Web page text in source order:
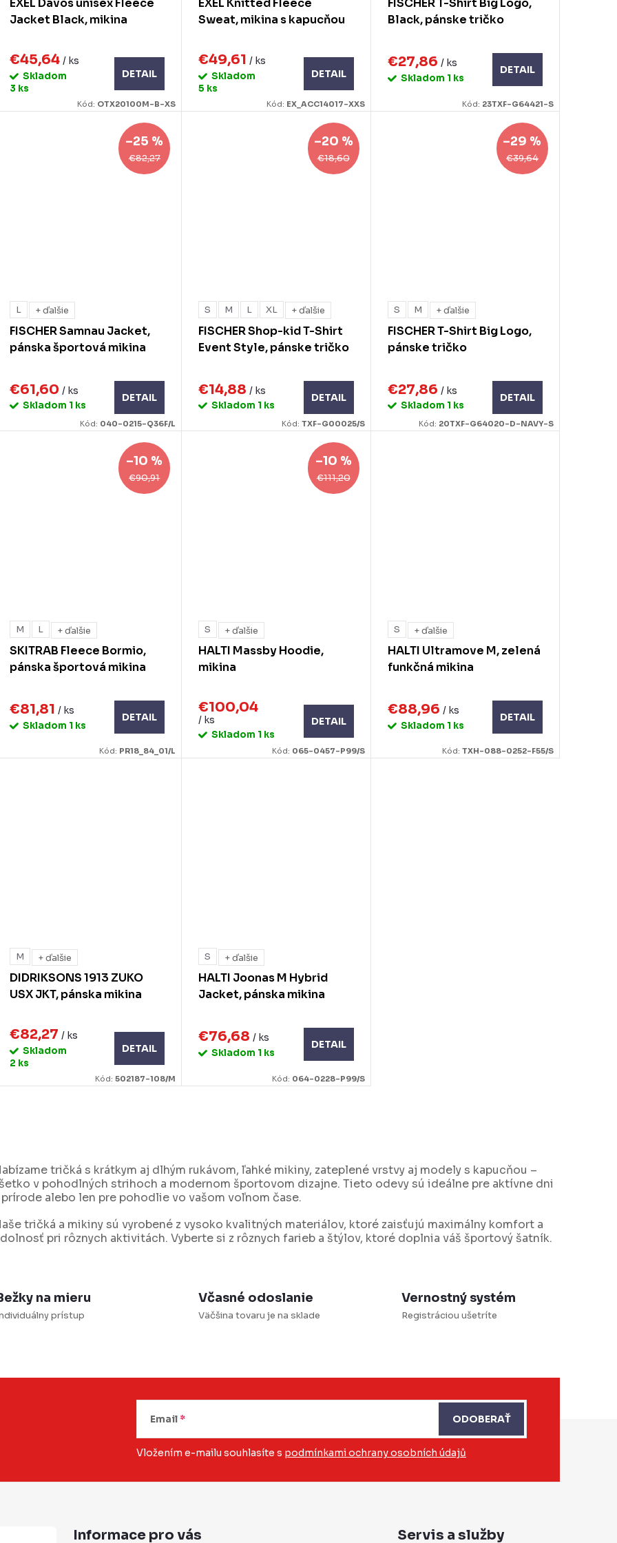
EXEL Davos unisex Fleece
Jacket Black, mikina
€45,64 / ks
Skladom
3 ks
DETAIL
Kód: OTX20100M-B-XS
EXEL Knitted Fleece
Sweat, mikina s kapucňou
€49,61/ ks
Skladom
5 ks
DETAIL
Kód: EX_ACC14017-XXS
FISCHER T-Shirt Big Logo,
Black, pánske tričko
€27,86 / ks
Skladom 1 ks
DETAIL
Kód: 23TXF-G64421-S
€82,27
–25 %
L + ďalšie
FISCHER Samnau Jacket,
pánska športová mikina
€61,60 / ks
Skladom 1 ks
DETAIL
Kód: 040-0215-Q36F/L
€18,60
–20 %
S M L XL + ďalšie
FISCHER Shop-kid T-Shirt
Event Style, pánske tričko
€14,88/ ks
Skladom 1 ks
DETAIL
Kód: TXF-G00025/S
€39,64
–29 %
S M + ďalšie
FISCHER T-Shirt Big Logo,
pánske tričko
€27,86 / ks
Skladom 1 ks
DETAIL
Kód: 20TXF-G64020-D-NAVY-S
€90,91
–10 %
M L + ďalšie
SKITRAB Fleece Bormio,
pánska športová mikina
€81,81 / ks
Skladom 1 ks
DETAIL
Kód: PR18_84_01/L
€111,20
–10 %
S + ďalšie
HALTI Massby Hoodie,
mikina
€100,04
/ ks
Skladom 1 ks
DETAIL
Kód: 065-0457-P99/S
S + ďalšie
HALTI Ultramove M, zelená
funkčná mikina
€88,96 / ks
Skladom 1 ks
DETAIL
Kód: TXH-088-0252-F55/S
M + ďalšie
DIDRIKSONS 1913 ZUKO
USX JKT, pánska mikina
€82,27 / ks
Skladom
2 ks
DETAIL
Kód:502187-108/M
S + ďalšie
HALTI Joonas M Hybrid
Jacket, pánska mikina
€76,68/ ks
Skladom 1 ks
DETAIL
Kód: 064-0228-P99/S
tričká s krátkym aj dlhým rukávom, ľahké mikiny, zateplené vrstvy aj modely s kapucňou –
v pohodlných strihoch a modernom športovom dizajne. Tieto odevy sú ideálne pre aktívne dni
alebo len pre pohodlie vo vašom voľnom čase.
tričká a mikiny sú vyrobené z vysoko kvalitných materiálov, ktoré zaisťujú maximálny komfort a
pri rôznych aktivitách. Vyberte si z rôznych farieb a štýlov, ktoré doplnia váš športový šatník.
na mieru
prístup
Včasné odoslanie
Väčšina tovaru je na sklade
Vernostný systém
Registráciou ušetríte
Email
Vložením e-mailu souhlasíte s podmínkami ochrany osobních údajů
ODOBERAŤ
Informace pro vás Servis a služby